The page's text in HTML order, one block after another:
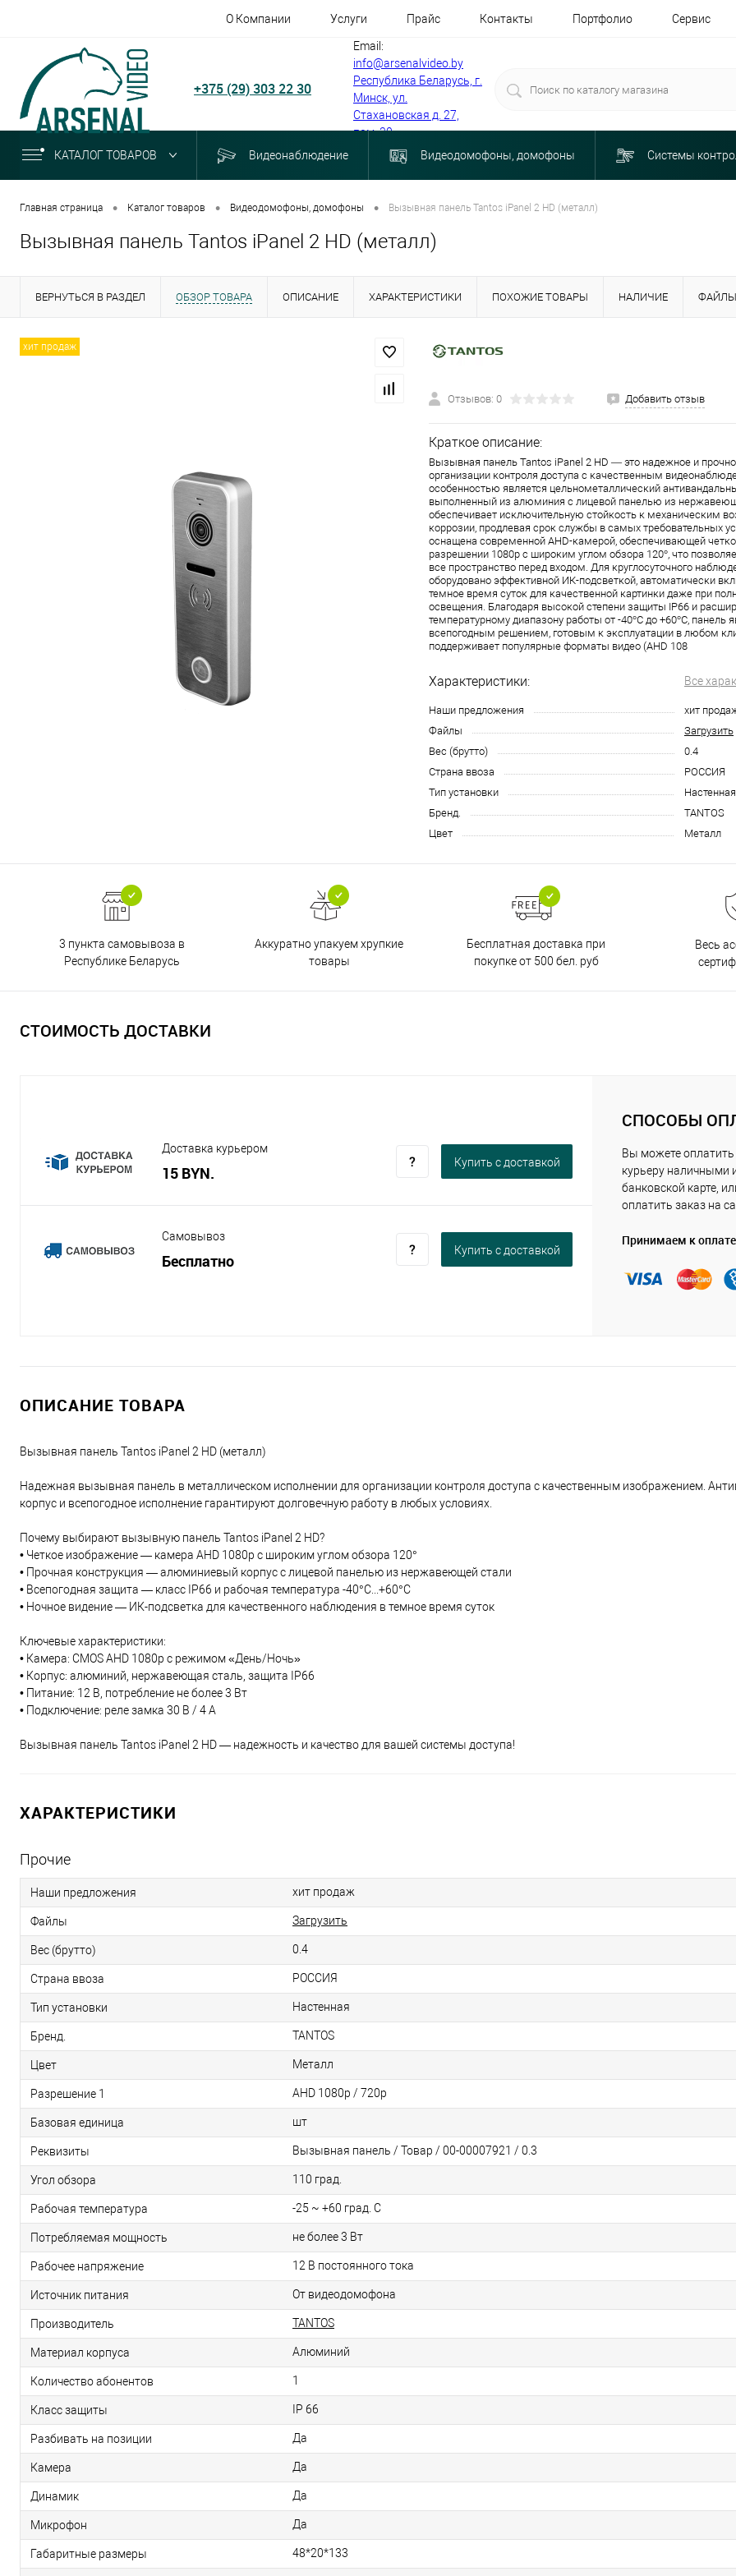
О Компании Услуги Прайс Контакты Портфолио Сервис
+375 (29) 303 22 30
Email:
info@arsenalvideo.by
Республика Беларусь, г.
Минск, ул.
Стахановская д. 27,
пом. 30
КАТАЛОГ ТОВАРОВ Видеонаблюдение Видеодомофоны, домофоны Системы
Главная страница • Каталог товаров • Видеодомофоны, домофоны • Вызывная панель Tantos iPanel 2 HD (металл)
Вызывная панель Tantos iPanel 2 HD (металл)
ВЕРНУТЬСЯ В РАЗДЕЛ ОБЗОР ТОВАРА ОПИСАНИЕ ХАРАКТЕРИСТИКИ ПОХОЖИЕ ТОВАРЫ НАЛИЧИЕ ФАЙЛЫ
хит продаж
Отзывов: 0 Добавить отзыв
Краткое описание:
Вызывная панель Tantos iPanel 2 HD — это надежное и
организации контроля доступа с качественным
особенностью является цельнометаллический
выполненный из алюминия с лицевой панелью из
обеспечивает исключительную стойкость к механическим
коррозии, продлевая срок службы в самых требовательных
оснащена современной AHD-камерой, обеспечивающей
разрешении 1080p с широким углом обзора 120°, что
все пространство перед входом. Для круглосуточного
оборудовано эффективной ИК-подсветкой, автоматически
темное время суток для качественной картинки даже при
освещения. Благодаря высокой степени защиты IP66 и
температурному диапазону работы от -40°C до +60°C, панель
всепогодным решением, готовым к эксплуатации в любом
поддерживает популярные форматы видео (AHD 108
Характеристики: Все
Наши предложения
хит
Файлы
Загрузить
Вес (брутто)
0.4
Страна ввоза
РОССИЯ
Тип установки
Настенная
Бренд.
TANTOS
Цвет
Металл
3 пункта самовывоза в
Республике Беларусь
Аккуратно упакуем хрупкие
товары
Бесплатная доставка при
покупке от 500 бел. руб
Весь
СТОИМОСТЬ ДОСТАВКИ
Доставка курьером
15 BYN.
Купить c доставкой
Самовывоз
Бесплатно
Купить c доставкой
СПОСОБЫ
Вы можете оплатить
курьеру наличными
банковской карте,
оплатить заказ на
Принимаем к оплате
ОПИСАНИЕ ТОВАРА
Вызывная панель Tantos iPanel 2 HD (металл)
Надежная вызывная панель в металлическом исполнении для организации контроля доступа с качественным изображением.
корпус и всепогодное исполнение гарантируют долговечную работу в любых условиях.
Почему выбирают вызывную панель Tantos iPanel 2 HD?
• Четкое изображение — камера AHD 1080p с широким углом обзора 120°
• Прочная конструкция — алюминиевый корпус с лицевой панелью из нержавеющей стали
• Всепогодная защита — класс IP66 и рабочая температура -40°C...+60°C
• Ночное видение — ИК-подсветка для качественного наблюдения в темное время суток
Ключевые характеристики:
• Камера: CMOS AHD 1080p с режимом «День/Ночь»
• Корпус: алюминий, нержавеющая сталь, защита IP66
• Питание: 12 В, потребление не более 3 Вт
• Подключение: реле замка 30 В / 4 А
Вызывная панель Tantos iPanel 2 HD — надежность и качество для вашей системы доступа!
ХАРАКТЕРИСТИКИ
Прочие
Наши предложения хит продаж
Файлы Загрузить
Вес (брутто) 0.4
Страна ввоза РОССИЯ
Тип установки Настенная
Бренд. TANTOS
Цвет Металл
Разрешение 1 AHD 1080p / 720p
Базовая единица шт
Реквизиты Вызывная панель / Товар / 00-00007921 / 0.3
Угол обзора 110 град.
Рабочая температура -25 ~ +60 град. С
Потребляемая мощность не более 3 Вт
Рабочее напряжение 12 В постоянного тока
Источник питания От видеодомофона
Производитель TANTOS
Материал корпуса Алюминий
Количество абонентов 1
Класс защиты IP 66
Разбивать на позиции Да
Камера Да
Динамик Да
Микрофон Да
Габаритные размеры 48*20*133